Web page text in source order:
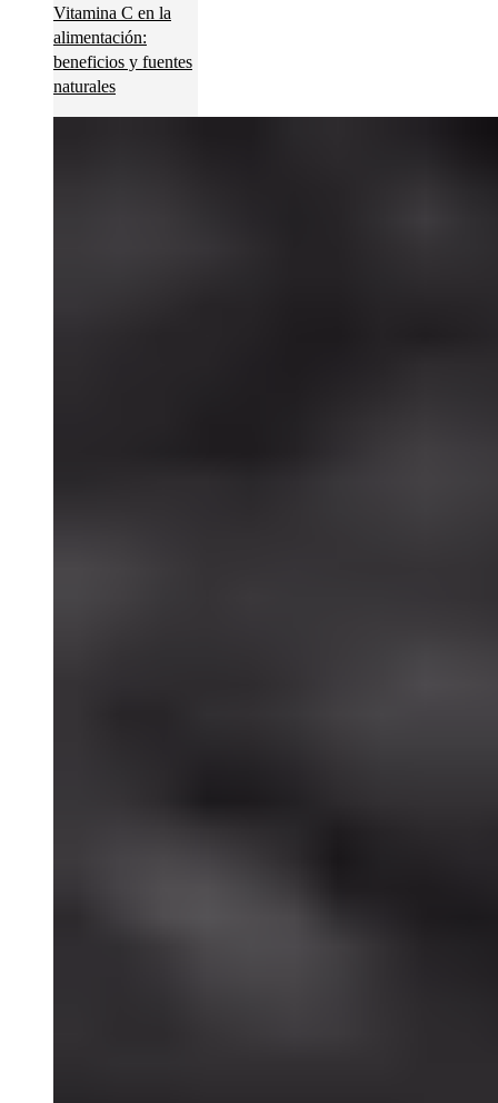
Vitamina C en la
alimentación:
beneficios y fuentes
naturales